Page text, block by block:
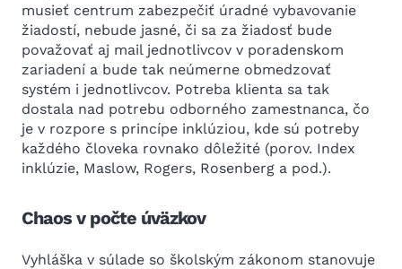
musieť centrum zabezpečiť úradné vybavovanie
žiadostí, nebude jasné, či sa za žiadosť bude
považovať aj mail jednotlivcov v poradenskom
zariadení a bude tak neúmerne obmedzovať
systém i jednotlivcov. Potreba klienta sa tak
dostala nad potrebu odborného zamestnanca, čo
je v rozpore s princípe inklúziou, kde sú potreby
každého človeka rovnako dôležité (porov. Index
inklúzie, Maslow, Rogers, Rosenberg a pod.).
Chaos v počte úväzkov
Vyhláška v súlade so školským zákonom stanovuje